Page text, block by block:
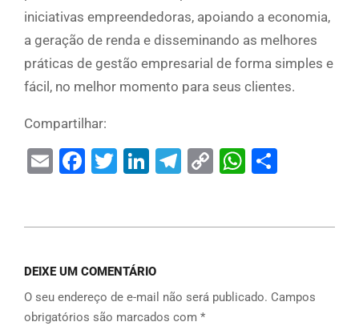
iniciativas empreendedoras, apoiando a economia,
a geração de renda e disseminando as melhores
práticas de gestão empresarial de forma simples e
fácil, no melhor momento para seus clientes.
Compartilhar:
EmailFacebook
Twitter
LinkedIn
Telegram
Copy
DEIXE UM COMENTÁRIO
O seu endereço de e-mail não será publicado. Campos
obrigatórios são marcados com *